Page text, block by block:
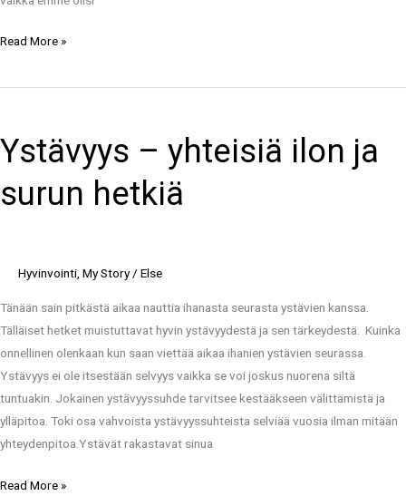
Read More »
Ystävyys – yhteisiä ilon ja
surun hetkiä
Hyvinvointi My Story/ Else
Tänään sain pitkästä aikaa nauttia ihanasta seurasta ystävien kanssa.
Tälläiset hetket muistuttavat hyvin ystävyydestä ja sen tärkeydestä. Kuinka
onnellinen olenkaan kun saan viettää aikaa ihanien ystävien seurassa.
Ystävyys ei ole itsestään selvyys vaikka se voi joskus nuorena siltä
tuntuakin. Jokainen ystävyyssuhde tarvitsee kestääkseen välittämistä ja
ylläpitoa. Toki osa vahvoista ystävyyssuhteista selviää vuosia ilman mitään
yhteydenpitoa.Ystävät rakastavat sinua
yhteisiä
ilon
ja
Read More »